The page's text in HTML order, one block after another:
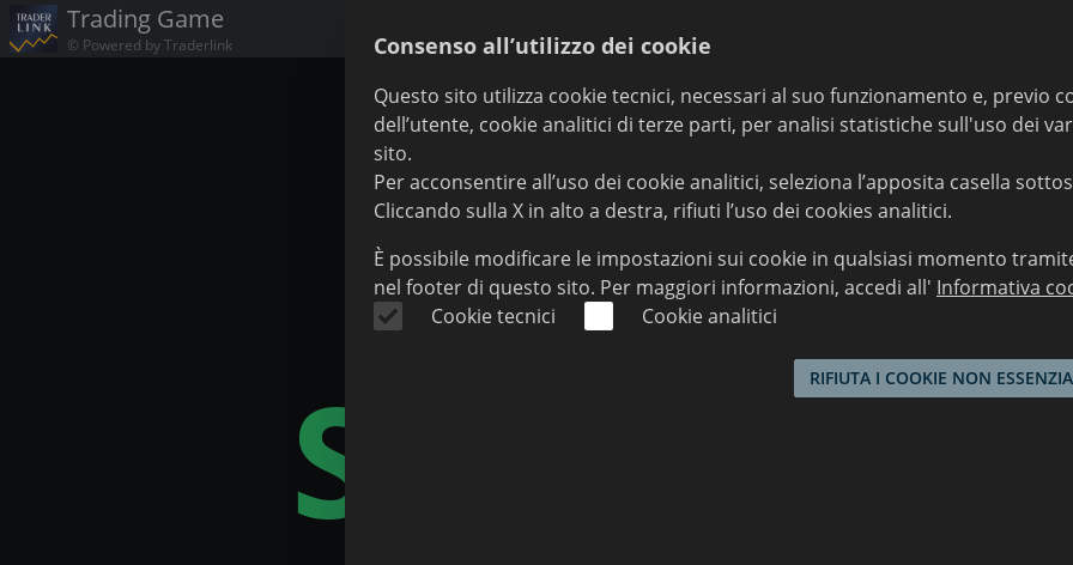
Trading Game
© Powered by Traderlink
Nuovo
Consenso all’utilizzo dei cookie
Questo sito utilizza cookie tecnici, necessari al suo funzionamento e, previo
dell’utente, cookie analitici di terze parti, per analisi statistiche sull'uso dei
sito.
Per acconsentire all’uso dei cookie analitici, seleziona l’apposita casella
Cliccando sulla X in alto a destra, rifiuti l’uso dei cookies analitici.
È possibile modificare le impostazioni sui cookie in qualsiasi momento
nel footer di questo sito. Per maggiori informazioni, accedi all' Informativa
Cookie tecnici
Cookie analitici
RIFIUTA I COOKIE NON